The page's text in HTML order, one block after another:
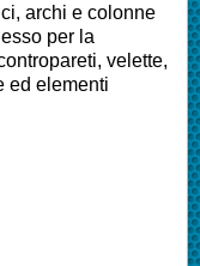
archi e colonne
per la
velette,
ed elementi